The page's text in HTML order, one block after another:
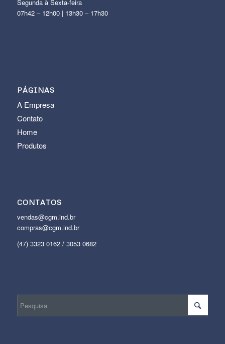
Segunda à Sexta-feira
07h42 – 12h00 | 13h30 – 17h30
PÁGINAS
A Empresa
Contato
Home
Produtos
CONTATOS
vendas@cgm.ind.br
compras@cgm.ind.br
(47) 3323 0162 / 3053 0682